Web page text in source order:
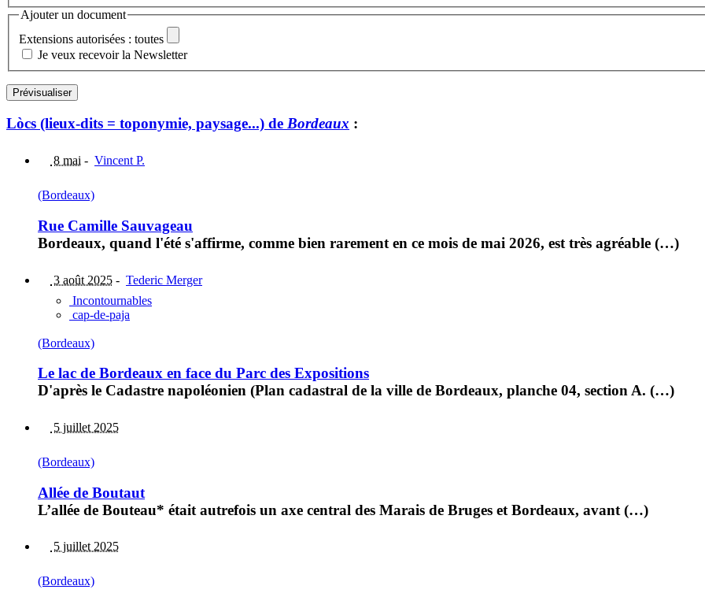
Ajouter un document
Extensions autorisées : toutes
Je veux recevoir la Newsletter
Lòcs (lieux-dits = toponymie, paysage...) de Bordeaux :
8 mai - Vincent P.
(Bordeaux)
Rue Camille Sauvageau
Bordeaux, quand l'été s'affirme, comme bien rarement en ce mois de mai 2026, est très agréable (…)
3 août 2025 - Tederic Merger
Incontournables
cap-de-paja
(Bordeaux)
Le lac de Bordeaux en face du Parc des Expositions
D'après le Cadastre napoléonien (Plan cadastral de la ville de Bordeaux, planche 04, section A. (…)
5 juillet 2025
(Bordeaux)
Allée de Boutaut
L’allée de Bouteau* était autrefois un axe central des Marais de Bruges et Bordeaux, avant (…)
5 juillet 2025
(Bordeaux)